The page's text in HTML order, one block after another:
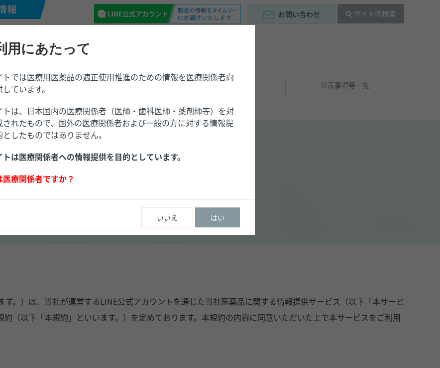
お問い合わせ
求 トピックス お知らせ 公表事項等一覧
。）は、当社が運営するLINE公式アカウントを通じた当社医薬品に関する情報提供サービス（以下「本サービ
（以下「本規約」といいます。）を定めております。本規約の内容に同意いただいた上で本サービスをご利用
用にあたって
トでは医療用医薬品の適正使用推進のための情報を医療関係者向
ています。
トは、日本国内の医療関係者（医師・歯科医師・薬剤師等）を対
されたもので、国外の医療関係者および一般の方に対する情報提
したものではありません。
トは医療関係者への情報提供を目的としています。
医療関係者ですか？
いいえ はい